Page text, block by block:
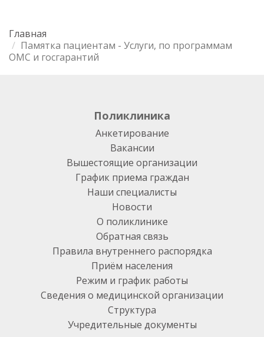
Главная
Памятка пациентам - Услуги, по программам
ОМС и госгарантий
Поликлиника
Анкетирование
Вакансии
Вышестоящие организации
График приема граждан
Наши специалисты
Новости
О поликлинике
Обратная связь
Правила внутреннего распорядка
Приём населения
Режим и график работы
Сведения о медицинской организации
Структура
Учредительные документы